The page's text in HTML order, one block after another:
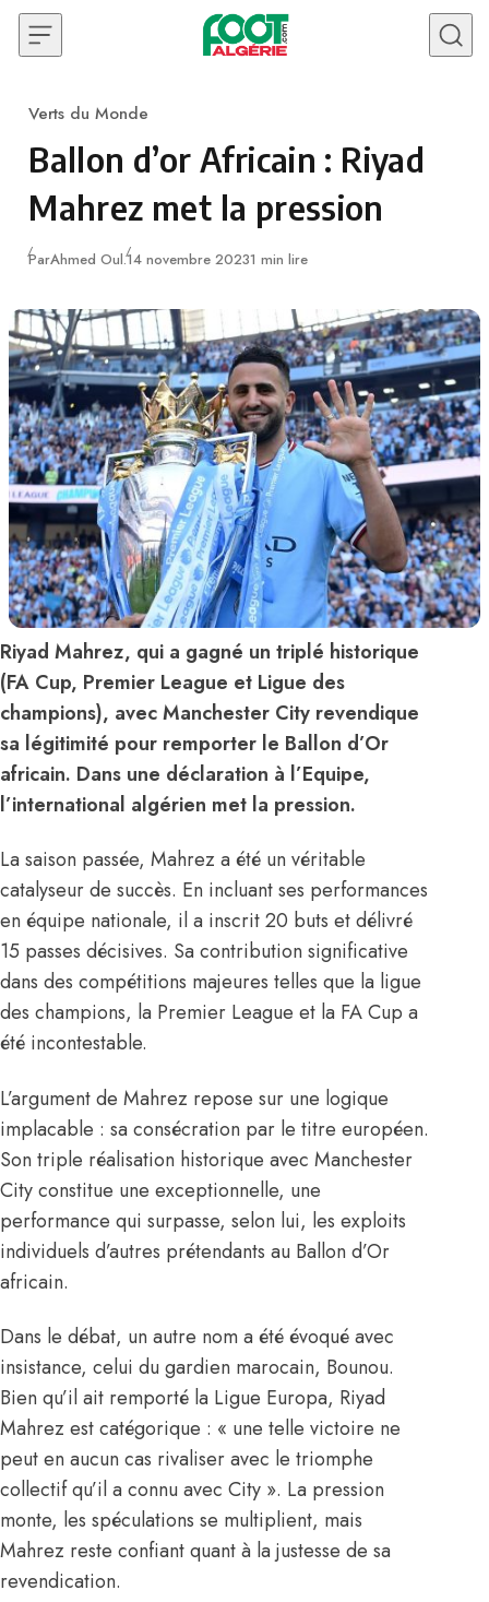
Skip to content
Category
Verts du Monde
Ballon d’or Africain : Riyad
Mahrez met la pression
ParAhmed Oul.Publié
14 novembre 20231 min lire
Riyad Mahrez, qui a gagné un triplé historique
(FA Cup, Premier League et Ligue des
champions), avec Manchester City revendique
sa légitimité pour remporter le Ballon d’Or
africain. Dans une déclaration à l’Equipe,
l’international algérien met la pression.
La saison passée, Mahrez a été un véritable
catalyseur de succès. En incluant ses performances
en équipe nationale, il a inscrit 20 buts et délivré
15 passes décisives. Sa contribution significative
dans des compétitions majeures telles que la ligue
des champions, la Premier League et la FA Cup a
été incontestable.
L’argument de Mahrez repose sur une logique
implacable : sa consécration par le titre européen.
Son triple réalisation historique avec Manchester
City constitue une exceptionnelle, une
performance qui surpasse, selon lui, les exploits
individuels d’autres prétendants au Ballon d’Or
africain.
Dans le débat, un autre nom a été évoqué avec
insistance, celui du gardien marocain, Bounou.
Bien qu’il ait remporté la Ligue Europa, Riyad
Mahrez est catégorique : « une telle victoire ne
peut en aucun cas rivaliser avec le triomphe
collectif qu’il a connu avec City ». La pression
monte, les spéculations se multiplient, mais
Mahrez reste confiant quant à la justesse de sa
revendication.